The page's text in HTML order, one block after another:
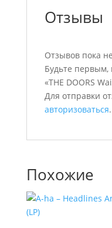
Отзывы
Отзывов пока
Будьте первым,
«THE DOORS
Для отправки
авторизоваться.
Похожие